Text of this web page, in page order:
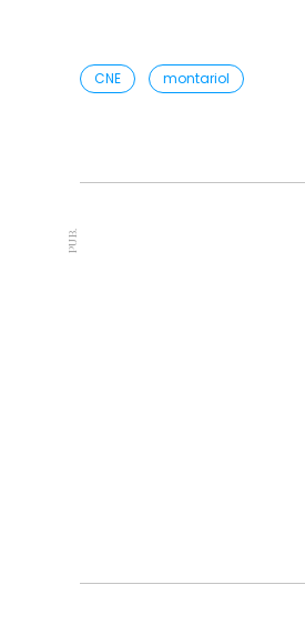
CNE montariol
PUB.